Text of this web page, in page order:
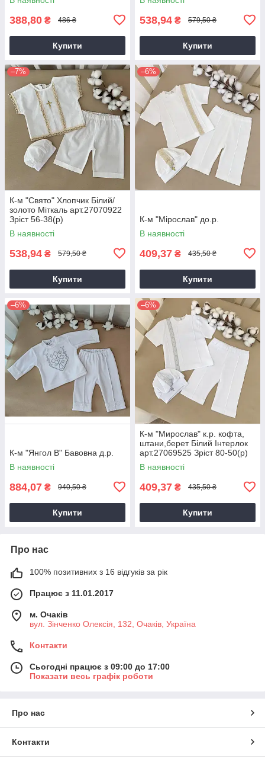
388,80 ₴ 486 ₴
Купити
538,94 ₴ 579,50 ₴
Купити
–7%
К-м "Свято" Хлопчик Білий/
золото Міткаль арт.27070922
Зріст 56-38(р)
В наявності
538,94 ₴ 579,50 ₴
Купити
–6%
К-м "Мірослав" до.р.
В наявності
409,37 ₴ 435,50 ₴
Купити
–6%
К-м "Янгол В" Бавовна д.р.
В наявності
884,07 ₴ 940,50 ₴
Купити
–6%
К-м "Мирослав" к.р. кофта,
штани,берет Білий Інтерлок
арт.27069525 Зріст 80-50(р)
В наявності
409,37 ₴ 435,50 ₴
Купити
Про нас
100% позитивних з 16 відгуків за рік
Працює з 11.01.2017
м. Очаків
вул. Зінченко Олексія, 132, Очаків, Україна
Контакти
Сьогодні працює з 09:00 до 17:00
Показати весь графік роботи
Про нас
Контакти